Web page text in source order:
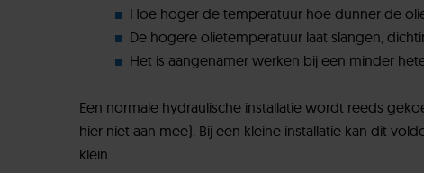
Hoe hoger de temperatuur hoe dunner de
De hogere olietemperatuur laat slangen,
Het is aangenamer werken bij een minder
Een normale hydraulische installatie wordt reeds
hier niet aan mee). Bij een kleine installatie kan dit
klein.